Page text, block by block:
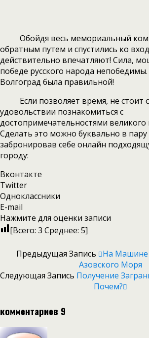
Обойдя весь мемориальный
обратным путем и спустились ко
действительно впечатляют! Сила,
победе русского народа
Волгоград была правильной!
Если позволяет время, не стоит
удовольствии познакомиться с
достопримечательностями великого
Сделать это можно буквально в
забронировав себе онлайн
городу:
Вконтакте
Twitter
Одноклассники
E-mail
Нажмите для оценки записи
[Всего: 3 Среднее: 5]
Предыдущая Запись
На
Азовского Моря
Следующая Запись Получение
Почем?
комментариев 9